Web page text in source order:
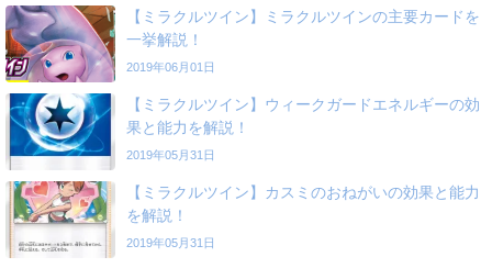
【ミラクルツイン】ミラクルツインの主要カードを
一挙解説！
2019年06月01日
【ミラクルツイン】ウィークガードエネルギーの効
果と能力を解説！
2019年05月31日
【ミラクルツイン】カスミのおねがいの効果と能力
を解説！
2019年05月31日